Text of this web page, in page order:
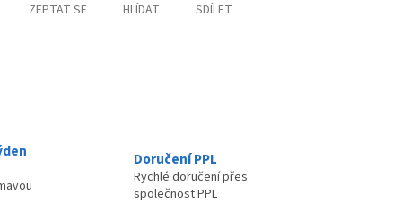
ZEPTAT SE HLÍDAT SDÍLET
Doručení PPL
Rychlé doručení přes
společnost PPL